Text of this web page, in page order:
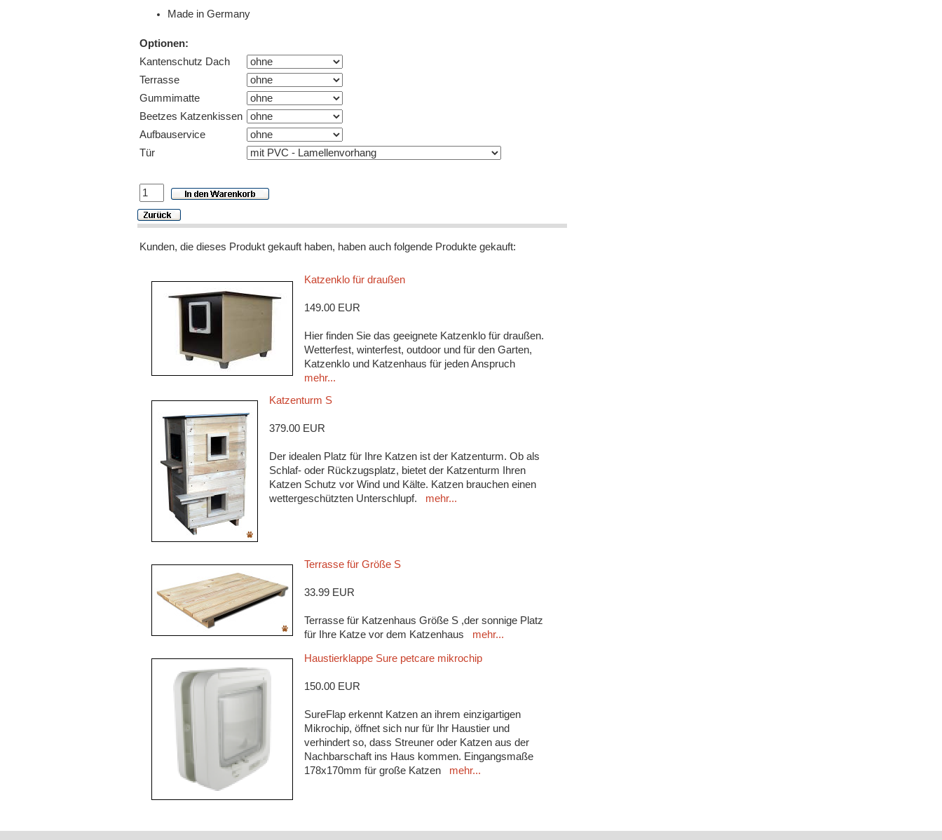
Made in Germany
Optionen:
Kantenschutz Dach
Terrasse
Gummimatte
Beetzes Katzenkissen
Aufbauservice
Tür
Kunden, die dieses Produkt gekauft haben, haben auch folgende Produkte gekauft:
Katzenklo für draußen
149.00 EUR
Hier finden Sie das geeignete Katzenklo für draußen.
Wetterfest, winterfest, outdoor und für den Garten,
Katzenklo und Katzenhaus für jeden Anspruch
mehr...
Katzenturm S
379.00 EUR
Der idealen Platz für Ihre Katzen ist der Katzenturm. Ob als
Schlaf- oder Rückzugsplatz, bietet der Katzenturm Ihren
Katzen Schutz vor Wind und Kälte. Katzen brauchen einen
wettergeschützten Unterschlupf.
mehr...
Terrasse für Größe S
33.99 EUR
Terrasse für Katzenhaus Größe S ,der sonnige Platz
für Ihre Katze vor dem Katzenhaus
mehr...
Haustierklappe Sure petcare mikrochip
150.00 EUR
SureFlap erkennt Katzen an ihrem einzigartigen
Mikrochip, öffnet sich nur für Ihr Haustier und
verhindert so, dass Streuner oder Katzen aus der
Nachbarschaft ins Haus kommen. Eingangsmaße
178x170mm für große Katzen
mehr...